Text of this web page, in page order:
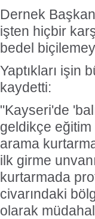
Dernek
işten hiçbir
bedel
Yaptıkları işin
kaydetti:
"Kayseri'de
geldikçe
arama
ilk girme
kurtarmada
civarındaki
olarak